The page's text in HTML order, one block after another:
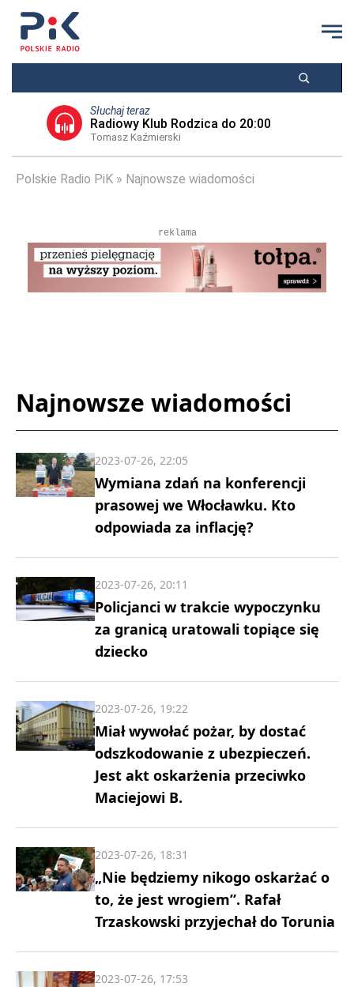
Słuchaj teraz
Radiowy Klub Rodzica do 20:00
Tomasz Kaźmierski
Polskie Radio PiK Najnowsze wiadomości
reklama
Najnowsze wiadomości
Wymiana zdań na konferencji
prasowej we Włocławku. Kto
odpowiada za inflację?
2023-07-26, 22:05
Policjanci w trakcie wypoczynku
za granicą uratowali topiące się
dziecko
2023-07-26, 20:11
Miał wywołać pożar, by dostać
odszkodowanie z ubezpieczeń.
Jest akt oskarżenia przeciwko
Maciejowi B.
2023-07-26, 19:22
„Nie będziemy nikogo oskarżać o
to, że jest wrogiem”. Rafał
Trzaskowski przyjechał do Torunia
2023-07-26, 18:31
2023-07-26, 17:53